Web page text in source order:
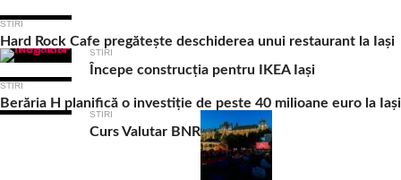
STIRI
Hard Rock Cafe pregătește deschiderea unui restaurant la Iași
STIRI
Începe construcția pentru IKEA Iași
STIRI
Berăria H planifică o investiție de peste 40 milioane euro la Iași
STIRI
Curs Valutar BNR